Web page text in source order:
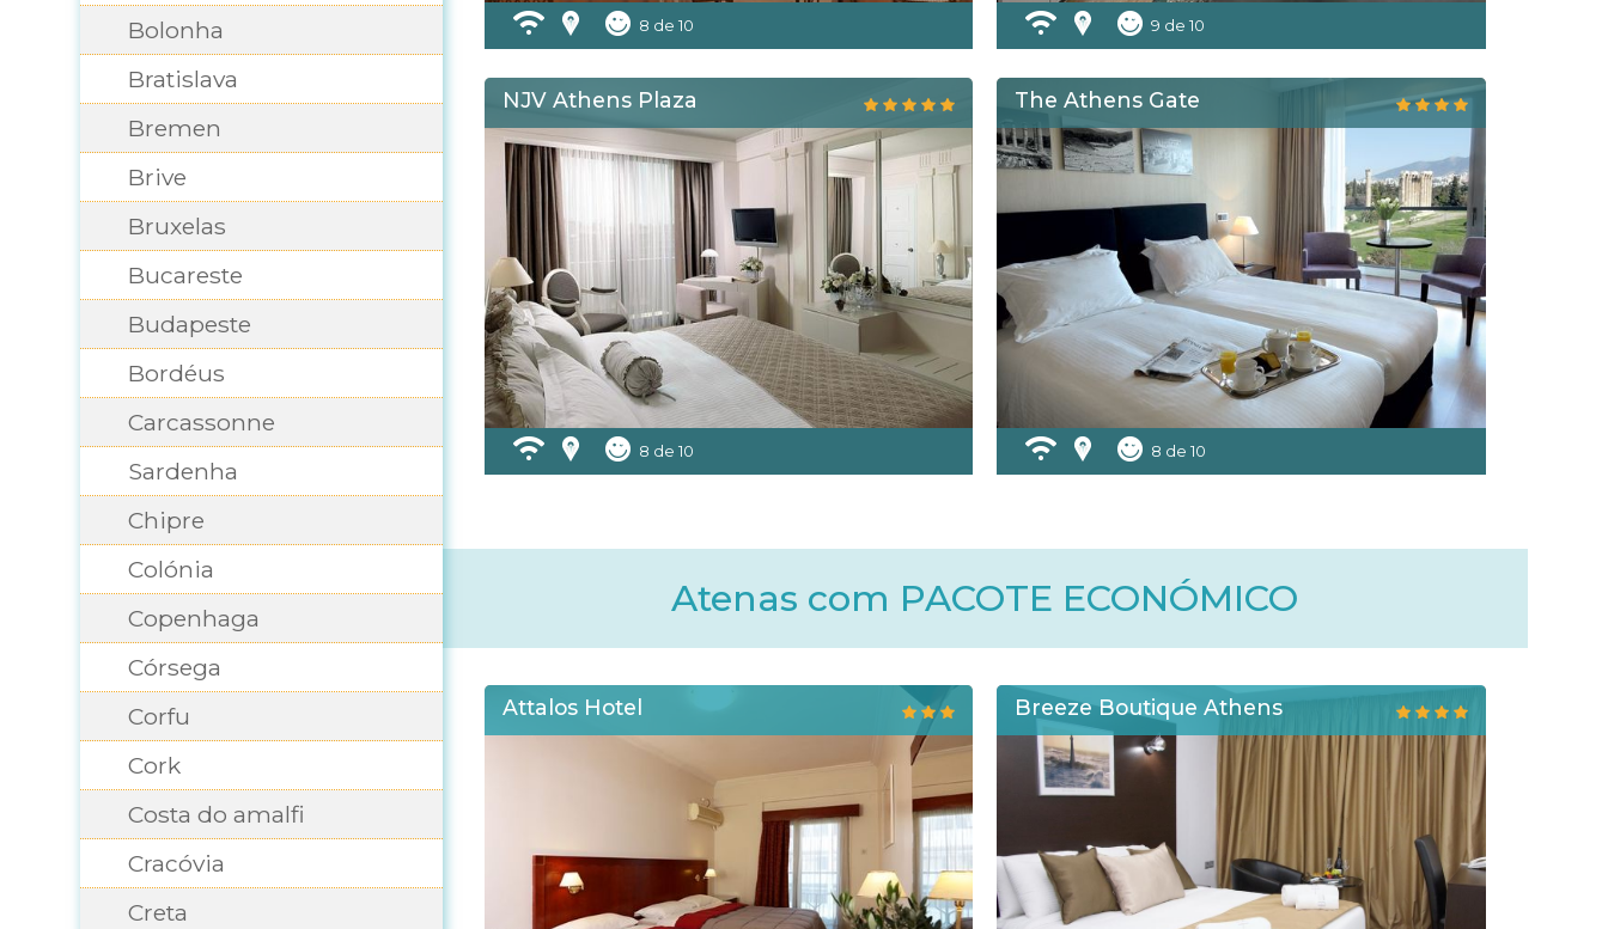
Bolonha
Bratislava
Bremen
Brive
Bruxelas
Bucareste
Budapeste
Bordéus
Carcassonne
Sardenha
Chipre
Colónia
Copenhaga
Córsega
Corfu
Cork
Costa do amalfi
Cracóvia
Creta
8 de 10 9 de 10
NJV Athens Plaza
8 de 10
The Athens Gate
8 de 10
Atenas com PACOTE ECONÓMICO
Attalos Hotel Breeze Boutique Athens